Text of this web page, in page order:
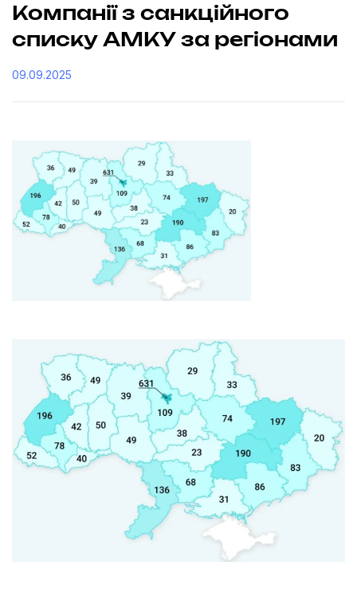
Компанії з санкційного
списку АМКУ за регіонами
09.09.2025